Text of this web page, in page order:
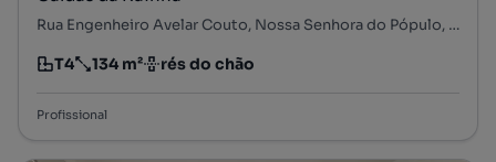
Rua Engenheiro Avelar Couto, Nossa Senhora do Pópulo, Coto e São Gregório, Caldas da Rainha, Leiria
Tipologia
T4
Preço por metro quadrado
134 m²
Andar rés do chão
Profissional